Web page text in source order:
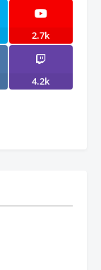
2.7k
4.2k